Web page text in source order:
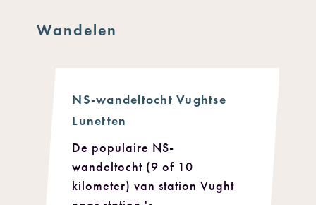
Wandelen
NS-wandeltocht Vughtse
Lunetten
De populaire NS-
wandeltocht (9 of 10
kilometer) van station Vught